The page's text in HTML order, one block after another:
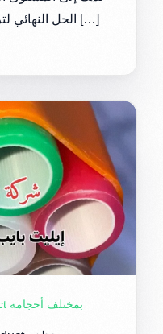
microduct ، الحل النهائي لتركيبات الكابلات […]
صوندات كيبل الضوئي microduct بمختلف أحجامه